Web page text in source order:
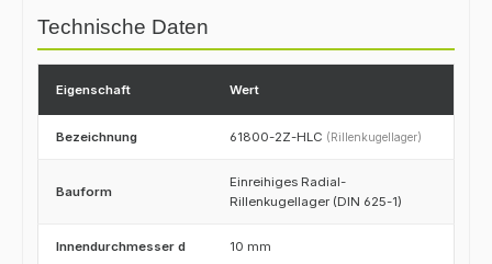
Technische Daten
Eigenschaft Wert
Bezeichnung 61800-2Z-HLC (Rillenkugellager)
Bauform
Einreihiges Radial-
Rillenkugellager (DIN 625-1)
Innendurchmesser d 10 mm